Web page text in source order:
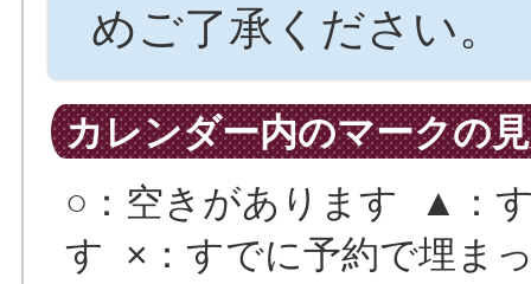
めご了承ください。
カレンダー内のマークの
○：空きがあります ▲：
す ×：すでに予約で埋ま